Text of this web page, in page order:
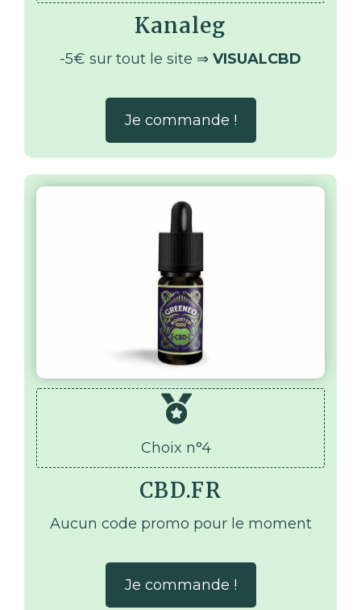
Kanaleg
-5€ sur tout le site ⇒ VISUALCBD
Je commande !
Choix n°4
CBD.FR
Aucun code promo pour le moment
Je commande !